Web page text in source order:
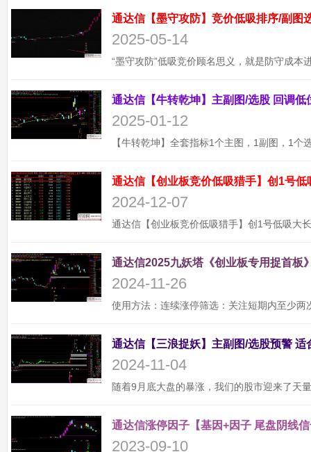
2025-05-14
2025-01-12
通达信【创业板竞价低吸猎手】创1号
2024-12-07
通达信2025九妖塔《创业板专用捉首板
2024-11-26
2024-11-04
通达信涨停因子【基因+因子 尾盘阴线
2023-09-10